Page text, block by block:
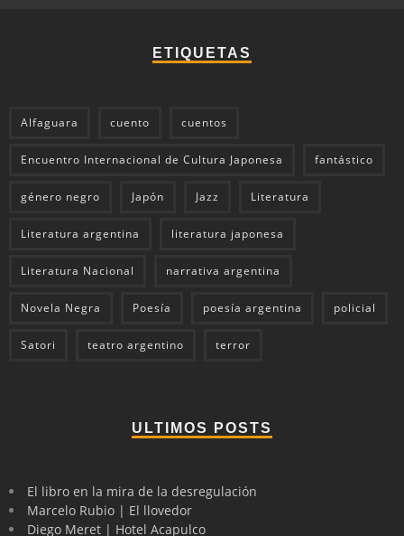
ETIQUETAS
Alfaguara cuento cuentos
Encuentro Internacional de Cultura Japonesa fantástico
género negro Japón Jazz Literatura
Literatura argentina literatura japonesa
Literatura Nacional narrativa argentina
Novela Negra Poesía poesía argentina policial
Satori teatro argentino terror
ULTIMOS POSTS
El libro en la mira de la desregulación
Marcelo Rubio | El llovedor
Diego Meret | Hotel Acapulco